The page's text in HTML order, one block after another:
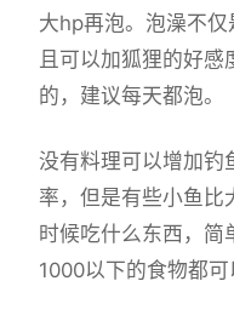
大hp再泡。泡澡不
且可以加狐狸的好
的，建议每天都泡。
没有料理可以增加钓
率，但是有些小鱼比
时候吃什么东西，简
1000以下的食物都可